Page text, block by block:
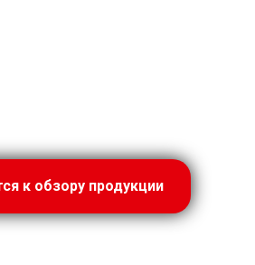
к обзору продукции